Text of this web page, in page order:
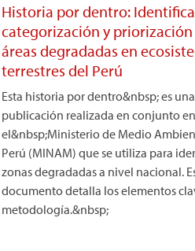
Historia por dentro:
categorización y priorización
áreas degradadas en
terrestres del Perú
Esta historia por dentro&nbsp; es una
publicación realizada en conjunto
el&nbsp;Ministerio de Medio
Perú (MINAM) que se utiliza para
zonas degradadas a nivel nacional.
documento detalla los elementos
metodología.&nbsp;